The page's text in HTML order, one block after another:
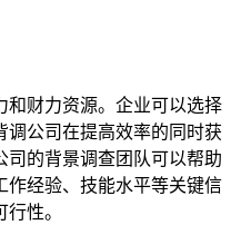
和财力资源。企业可以选择
调公司在提高效率的同时获
司的背景调查团队可以帮助
作经验、技能水平等关键信
性。